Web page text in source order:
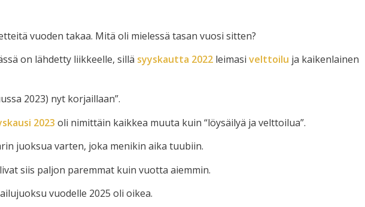
vuoden takaa. Mitä oli mielessä tasan vuosi sitten?
on lähdetty liikkeelle, sillä syyskautta 2022 leimasi velttoilu ja kaikenlainen
2023) nyt korjaillaan”.
2023 oli nimittäin kaikkea muuta kuin “löysäilyä ja velttoilua”.
juoksua varten, joka menikin aika tuubiin.
siis paljon paremmat kuin vuotta aiemmin.
vuodelle 2025 oli oikea.